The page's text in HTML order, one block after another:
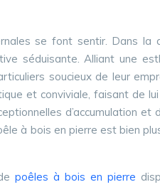
se font sentir. Dans
séduisante. Alliant une
soucieux de leur
et conviviale, faisant de
d’accumulation
à bois en pierre est bien
poêles à bois en pierre